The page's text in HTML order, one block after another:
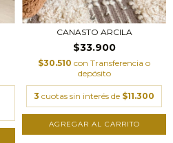
CANASTO ARCILA
$33.900
$30.510 con Transferencia o
depósito
3 cuotas sin interés de $11.300
AGREGAR AL CARRITO